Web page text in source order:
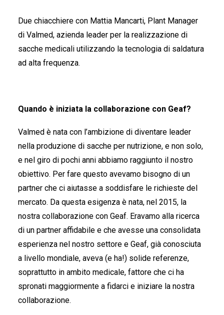
ENGLISH
FRANÇAIS
DEUTSCH
Due chiacchiere con Mattia Mancarti, Plant Manager
di Valmed, azienda leader per la realizzazione di
sacche medicali utilizzando la tecnologia di saldatura
ad alta frequenza.
Quando è iniziata la collaborazione con Geaf?
Valmed è nata con l’ambizione di diventare leader
nella produzione di sacche per nutrizione, e non solo,
e nel giro di pochi anni abbiamo raggiunto il nostro
obiettivo. Per fare questo avevamo bisogno di un
partner che ci aiutasse a soddisfare le richieste del
mercato. Da questa esigenza è nata, nel 2015, la
nostra collaborazione con Geaf. Eravamo alla ricerca
di un partner affidabile e che avesse una consolidata
esperienza nel nostro settore e Geaf, già conosciuta
a livello mondiale, aveva (e ha!) solide referenze,
soprattutto in ambito medicale, fattore che ci ha
spronati maggiormente a fidarci e iniziare la nostra
collaborazione.